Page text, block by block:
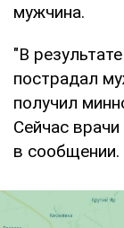
мужчина.
"В
пострадал
получил
Сейчас
в сообщении.